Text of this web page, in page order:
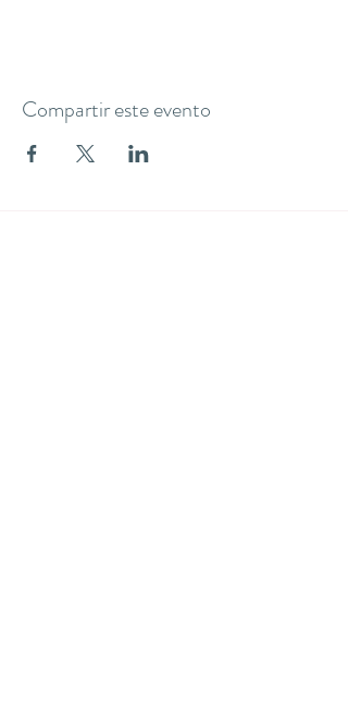
Compartir este evento